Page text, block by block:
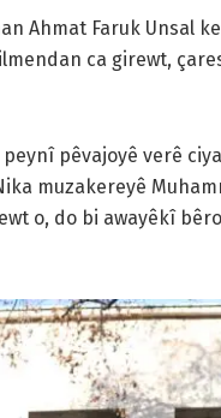
Ahmat Faruk Unsal
ca girewt,
pêvajoyê verê
muzakereyê
o, do bi awayêkî